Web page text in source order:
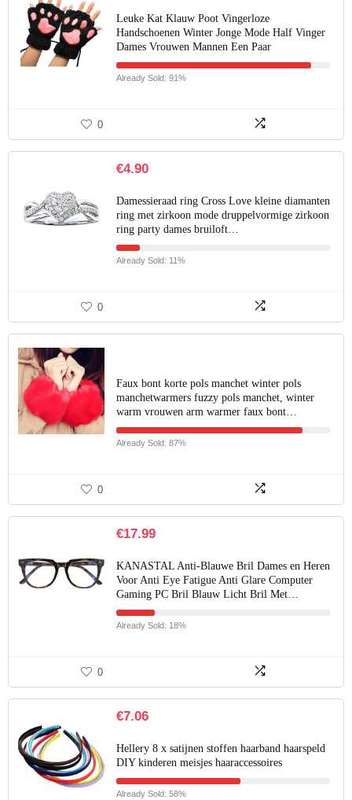
Leuke Kat Klauw Poot Vingerloze
Handschoenen Winter Jonge Mode Half Vinger
Dames Vrouwen Mannen Een Paar
Already Sold: 91%
0
€4.90
Damessieraad ring Cross Love kleine diamanten
ring met zirkoon mode druppelvormige zirkoon
ring party dames bruiloft…
Already Sold: 11%
0
Faux bont korte pols manchet winter pols
manchetwarmers fuzzy pols manchet, winter
warm vrouwen arm warmer faux bont…
Already Sold: 87%
0
€17.99
KANASTAL Anti-Blauwe Bril Dames en Heren
Voor Anti Eye Fatigue Anti Glare Computer
Gaming PC Bril Blauw Licht Bril Met…
Already Sold: 18%
0
€7.06
Hellery 8 x satijnen stoffen haarband haarspeld
DIY kinderen meisjes haaraccessoires
Already Sold: 58%